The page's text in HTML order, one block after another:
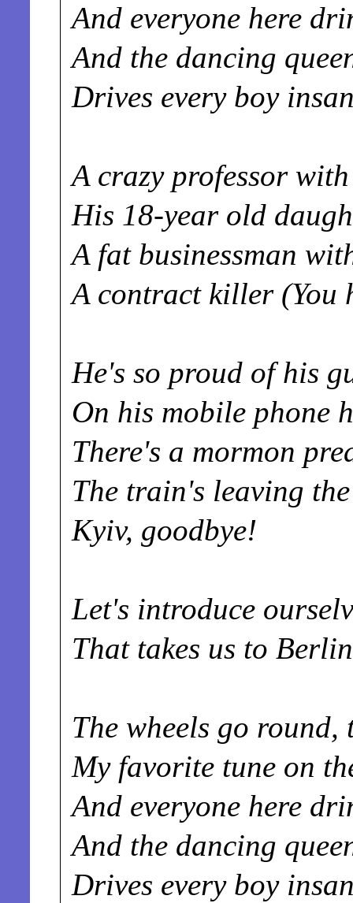
And everyone here
And the dancing
Drives every boy
A crazy professor
His 18-year old
A fat businessman
A contract killer (You
He's so proud of his
On his mobile phone
There's a mormon
The train's leaving
Kyiv, goodbye!
Let's introduce
That takes us to
The wheels go round,
My favorite tune on
And everyone here
And the dancing
Drives every boy